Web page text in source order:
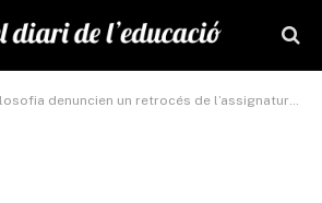
un retrocés de l’assignatura a les proves de Selectivitat